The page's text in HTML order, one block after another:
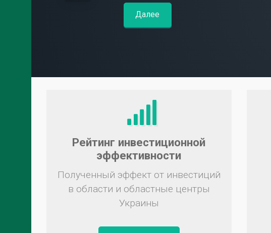
Далее
Рейтинг инвестиционной
эффективности
Полученный эффект от инвестиций
в области и областные центры
Украины